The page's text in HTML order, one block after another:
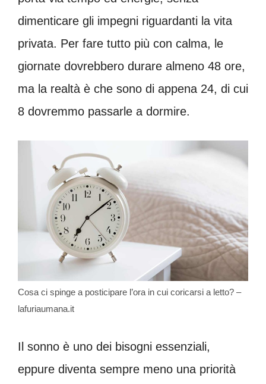
dimenticare gli impegni riguardanti la vita
privata. Per fare tutto più con calma, le
giornate dovrebbero durare almeno 48 ore,
ma la realtà è che sono di appena 24, di cui
8 dovremmo passarle a dormire.
Cosa ci spinge a posticipare l’ora in cui coricarsi a letto? –
lafuriaumana.it
Il sonno è uno dei bisogni essenziali,
eppure diventa sempre meno una priorità